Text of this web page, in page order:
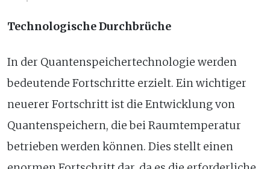
Technologische Durchbrüche
In der Quantenspeichertechnologie werden
bedeutende Fortschritte erzielt. Ein wichtiger
neuerer Fortschritt ist die Entwicklung von
Quantenspeichern, die bei Raumtemperatur
betrieben werden können. Dies stellt einen